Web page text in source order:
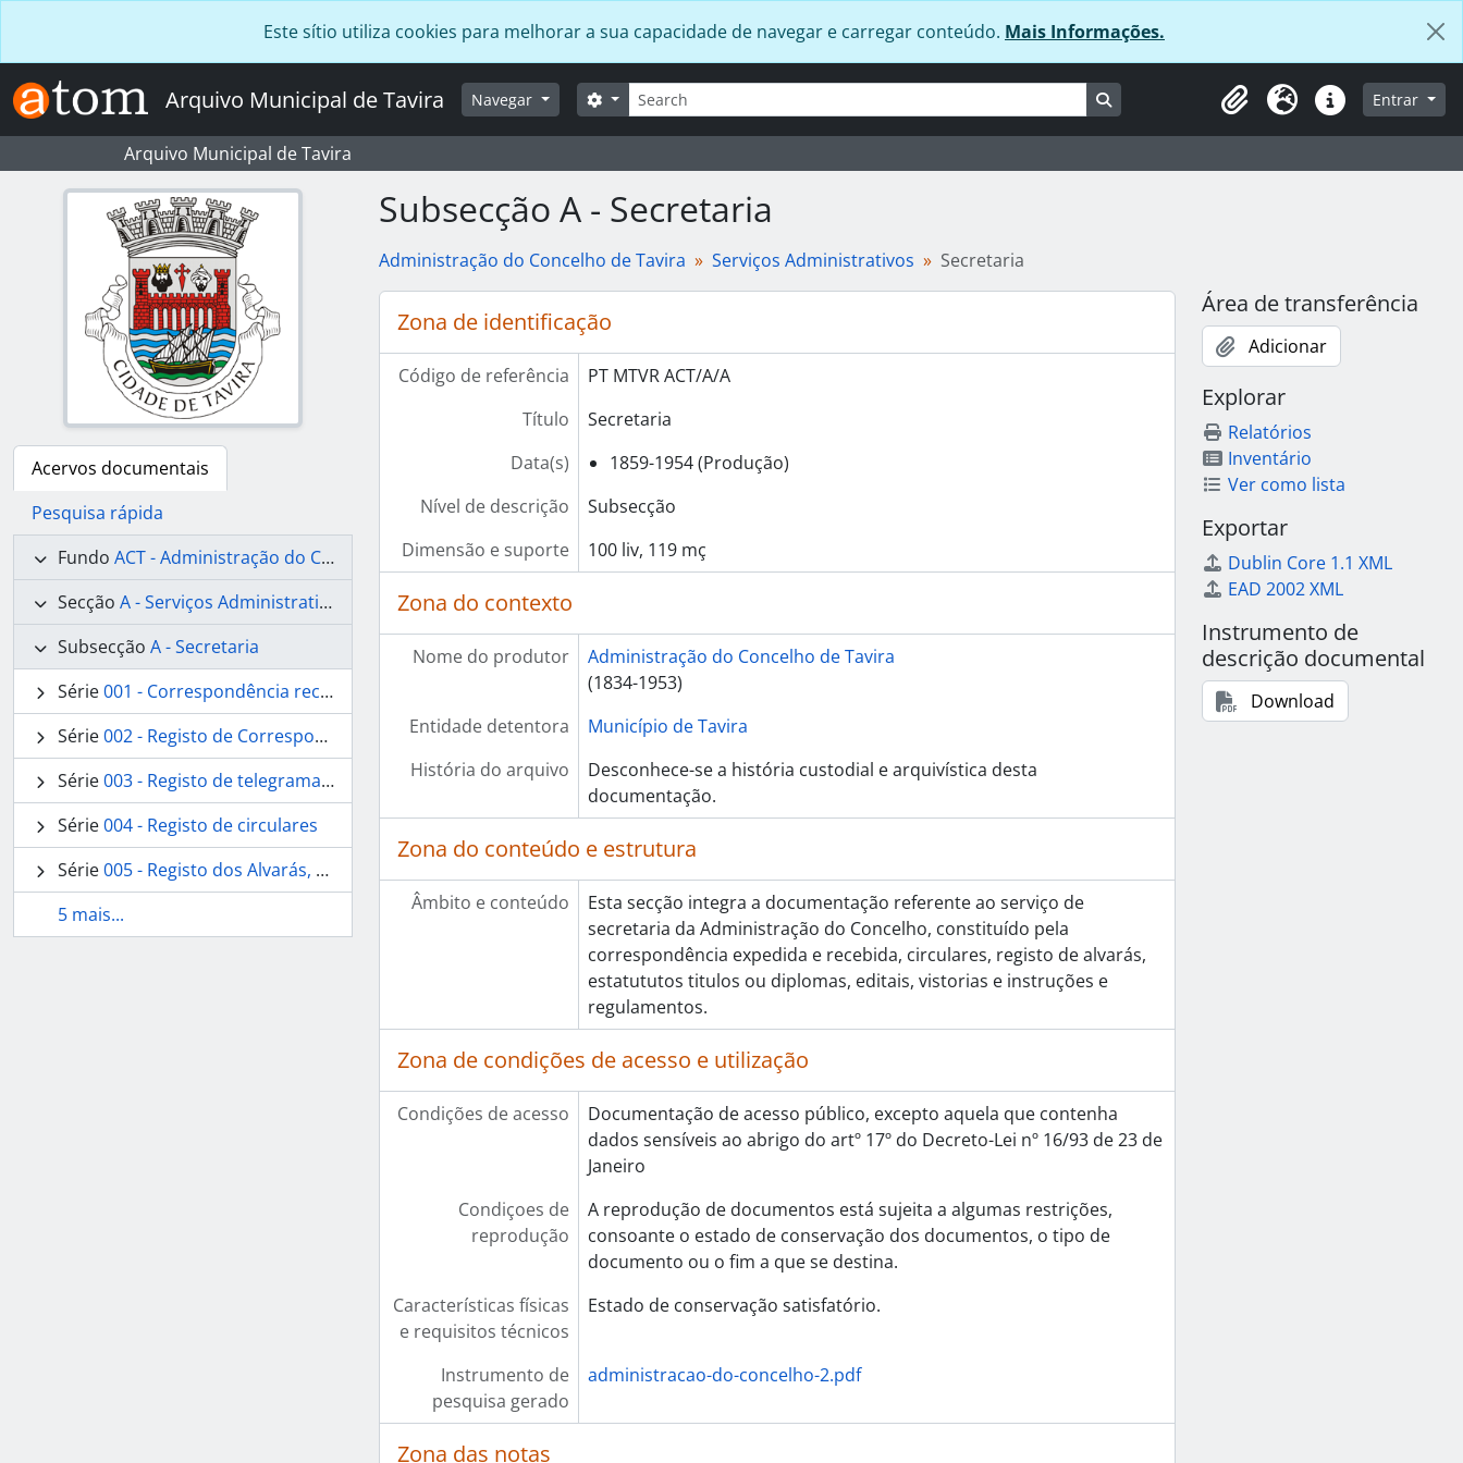
Este sítio utiliza cookies para melhorar a sua capacidade de navegar e carregar conteúdo. Mais Informações.
Arquivo Municipal de Tavira Navegar Pesquisar
Opções de busca Busque na página de navegação
Área de transferência
Idioma Ligações rápidas
Entrar
Arquivo Municipal de Tavira
Acervos documentais
Pesquisa rápida
Fundo ACT - Administração do Concelho de Tavira
Secção A - Serviços Administrativos
Subsecção A - Secretaria
Série001 - Correspondência recebida
Série002 - Registo de Correspondência Recebida
Série003 - Registo de telegramas expedidos
Série004 - Registo de circulares
Série005 - Registo dos Alvarás, Estatutos, Títulos ou Diplomas
5 mais...
Subsecção A - Secretaria
Administração do Concelho de Tavira Serviços Administrativos Secretaria
Zona de identificação
Código de referência
PT MTVR ACT/A/A
Título
Secretaria
Data(s)
1859-1954 (Produção)
Nível de descrição
Subsecção
Dimensão e suporte
100 liv, 119 mç
Zona do contexto
Nome do produtor
Administração do Concelho de Tavira
(1834-1953)
Entidade detentora
Município de Tavira
História do arquivo
Desconhece-se a história custodial e arquivística desta
documentação.
Zona do conteúdo e estrutura
Âmbito e conteúdo
Esta secção integra a documentação referente ao serviço de
secretaria da Administração do Concelho, constituído pela
correspondência expedida e recebida, circulares, registo de alvarás,
estatututos titulos ou diplomas, editais, vistorias e instruções e
regulamentos.
Zona de condições de acesso e utilização
Condições de acesso
Documentação de acesso público, excepto aquela que contenha
dados sensíveis ao abrigo do artº 17º do Decreto-Lei nº 16/93 de 23 de
Janeiro
Condiçoes de
reprodução
A reprodução de documentos está sujeita a algumas restrições,
consoante o estado de conservação dos documentos, o tipo de
documento ou o fim a que se destina.
Características físicas
e requisitos técnicos
Estado de conservação satisfatório.
Instrumento de
pesquisa gerado
administracao-do-concelho-2.pdf
Zona das notas
Área de transferência
Adicionar
Explorar
Relatórios
Inventário
Ver como lista
Exportar
Dublin Core 1.1 XML
EAD 2002 XML
Instrumento de
descrição documental
Download